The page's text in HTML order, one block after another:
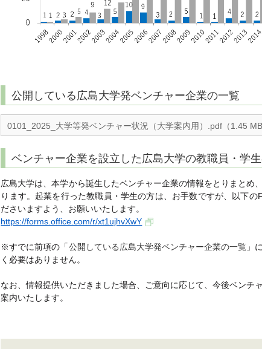
公開している広島大学発ベンチャー企業の一覧
0101_2025_大学等発ベンチャー状況（大学案内用）.pdf（1.45 MB
ベンチャー企業を設立した広島大学の教職員・学
広島大学は、本学から誕生したベンチャー企業の情報をとりまとめ
ります。起業を行った教職員・学生の方は、お手数ですが、以下の
ださいますよう、お願いいたします。
https://forms.office.com/r/xt1ujhvXwY
※すでに前項の「公開している広島大学発ベンチャー企業の一覧」
く必要はありません。
なお、情報提供いただきました場合、ご意向に応じて、今後ベンチ
案内いたします。